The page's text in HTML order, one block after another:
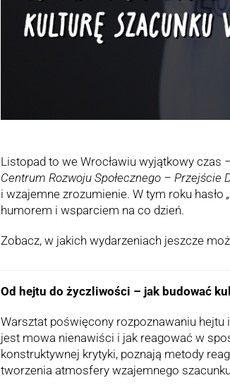
Listopad to we Wrocławiu wyjątkowy czas
Centrum Rozwoju Społecznego – Przejście
i wzajemne zrozumienie. W tym roku hasło
humorem i wsparciem na co dzień.
Zobacz, w jakich wydarzeniach jeszcze
Od hejtu do życzliwości – jak budować
Warsztat poświęcony rozpoznawaniu hejtu
jest mowa nienawiści i jak reagować w
konstruktywnej krytyki, poznają metody
tworzenia atmosfery wzajemnego